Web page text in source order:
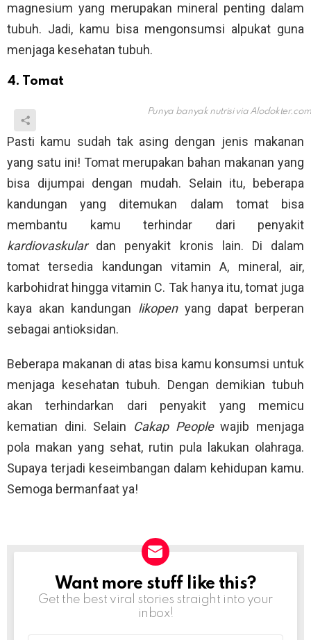
magnesium yang merupakan mineral penting dalam
tubuh. Jadi, kamu bisa mengonsumsi alpukat guna
menjaga kesehatan tubuh.
4. Tomat
Punya banyak nutrisi via Alodokter.com
Pasti kamu sudah tak asing dengan jenis makanan
yang satu ini! Tomat merupakan bahan makanan yang
bisa dijumpai dengan mudah. Selain itu, beberapa
kandungan yang ditemukan dalam tomat bisa
membantu kamu terhindar dari penyakit
kardiovaskulardan penyakit kronis lain. Di dalam
tomat tersedia kandungan vitamin A, mineral, air,
karbohidrat hingga vitamin C. Tak hanya itu, tomat juga
kaya akan kandungan likopenyang dapat berperan
sebagai antioksidan.
Beberapa makanan di atas bisa kamu konsumsi untuk
menjaga kesehatan tubuh. Dengan demikian tubuh
akan terhindarkan dari penyakit yang memicu
kematian dini. Selain Cakap Peoplewajib menjaga
pola makan yang sehat, rutin pula lakukan olahraga.
Supaya terjadi keseimbangan dalam kehidupan kamu.
Semoga bermanfaat ya!
NEWSLETTER
Want more stuff like this?
Get the best viral stories straight into your
inbox!